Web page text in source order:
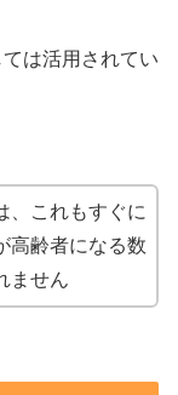
は活用されてい
、これもすぐに
高齢者になる数
ません